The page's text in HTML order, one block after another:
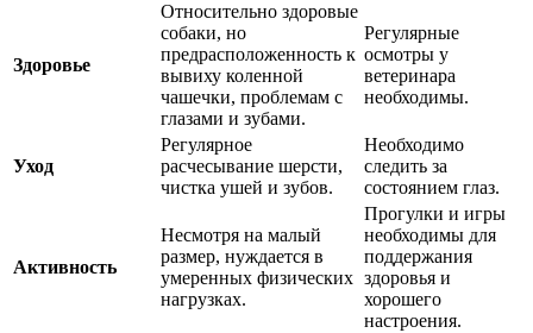
Здоровье
Относительно здоровые
собаки, но
предрасположенность к
вывиху коленной
чашечки, проблемам с
глазами и зубами.
Регулярные
осмотры у
ветеринара
необходимы.
Уход
Регулярное
расчесывание шерсти,
чистка ушей и зубов.
Необходимо
следить за
состоянием глаз.
Активность
Несмотря на малый
размер, нуждается в
умеренных физических
нагрузках.
Прогулки и игры
необходимы для
поддержания
здоровья и
хорошего
настроения.